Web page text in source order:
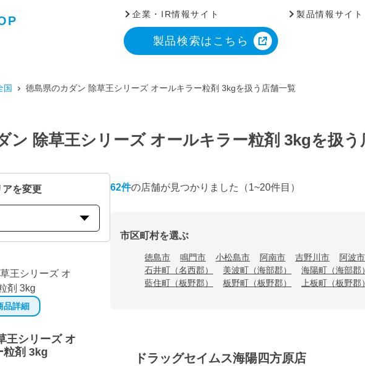
企業・IR情報サイト 製品情報サイト
製品検索はこちら
国 徳島県のカダン 除草王シリーズ オールキラー粒剤 3kgを扱う店舗一覧
ン 除草王シリーズ オールキラー粒剤 3kgを扱う
アを変更
品詳細
王シリーズ オ
粒剤 3kg
62件の店舗が見つかりました （1~20件目）
市区町村を選ぶ
徳島市 鳴門市 小松島市 阿南市 吉野川市 阿波市
石井町（名西郡）
美波町（海部郡） 海陽町（海部郡）
藍住町（板野郡）
板野町（板野郡） 上板町（板野郡）
ドラッグセイムス海陽四方原店